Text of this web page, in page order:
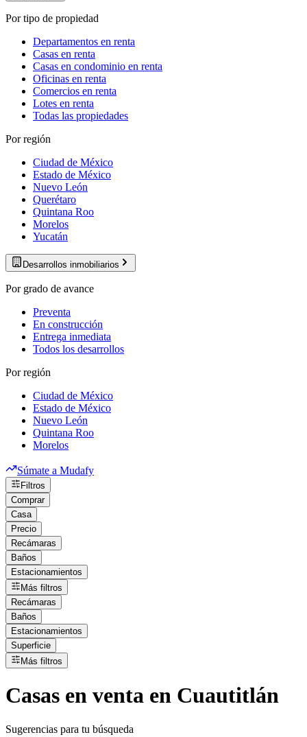
Por tipo de propiedad
Departamentos en renta
Casas en renta
Casas en condominio en renta
Oficinas en renta
Comercios en renta
Lotes en renta
Todas las propiedades
Por región
Ciudad de México
Estado de México
Nuevo León
Querétaro
Quintana Roo
Morelos
Yucatán
Desarrollos inmobiliarios
Por grado de avance
Preventa
En construcción
Entrega inmediata
Todos los desarrollos
Por región
Ciudad de México
Estado de México
Nuevo León
Quintana Roo
Morelos
Súmate a Mudafy
Filtros
Comprar
Casa
Precio
Recámaras
Baños
Estacionamientos
Más filtros
Recámaras
Baños
Estacionamientos
Superficie
Más filtros
Casas en venta en Cuautitlán
Sugerencias para tu búsqueda